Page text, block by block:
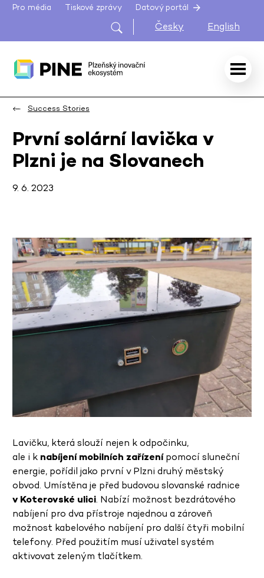
Pro média Tiskové zprávy Datový portál
Česky English
Success Stories
První solární lavička v
Plzni je na Slovanech
9. 6. 2023
Lavičku, která slouží nejen k odpočinku,
ale i k nabíjení mobilních zařízenípomocí sluneční
energie, pořídil jako první v Plzni druhý městský
obvod. Umístěna je před budovou slovanské radnice
v Koterovské ulici. Nabízí možnost bezdrátového
nabíjení pro dva přístroje najednou a zároveň
možnost kabelového nabíjení pro další čtyři mobilní
telefony. Před použitím musí uživatel systém
aktivovat zeleným tlačítkem.